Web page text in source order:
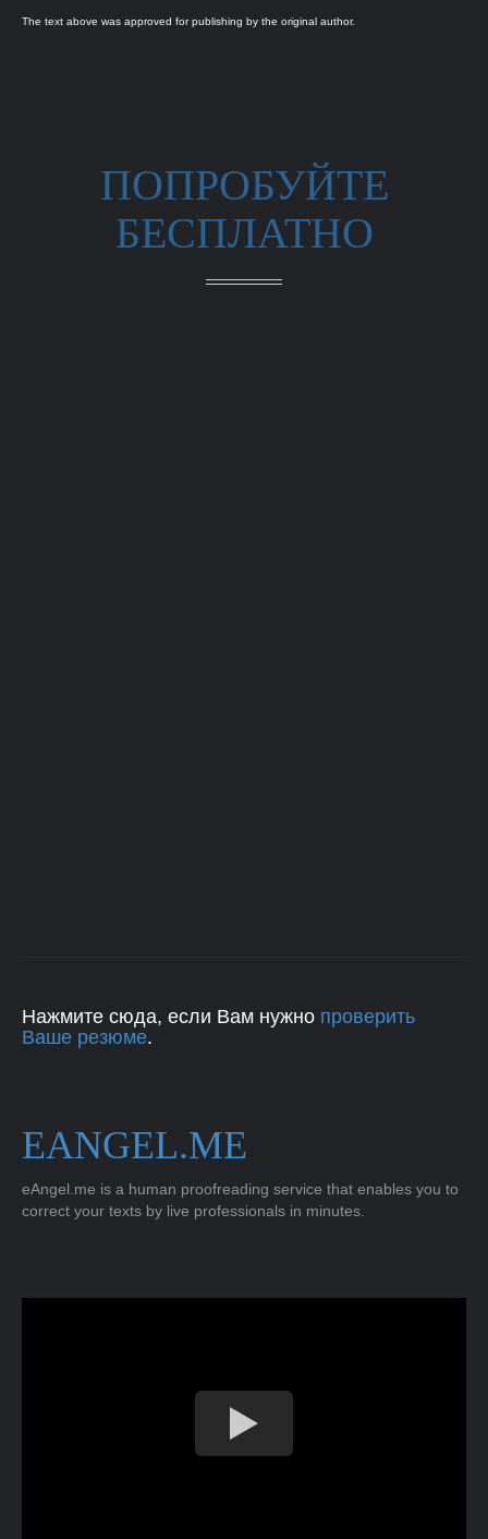
The text above was approved for publishing by the original author.
ПОПРОБУЙТЕ
БЕСПЛАТНО
Нажмите сюда, если Вам нужно проверить
Ваше резюме.
EANGEL.ME
eAngel.me is a human proofreading service that enables you to
correct your texts by live professionals in minutes.